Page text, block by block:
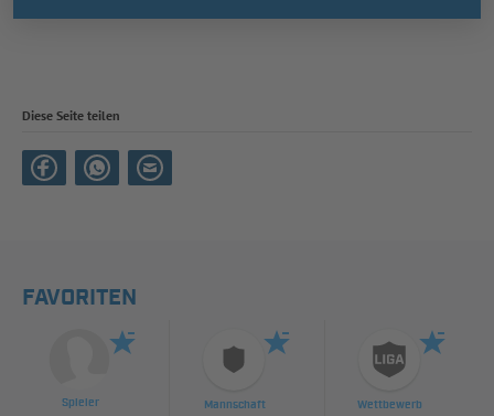
Diese Seite teilen
FAVORITEN
Spieler Mannschaft Wettbewerb